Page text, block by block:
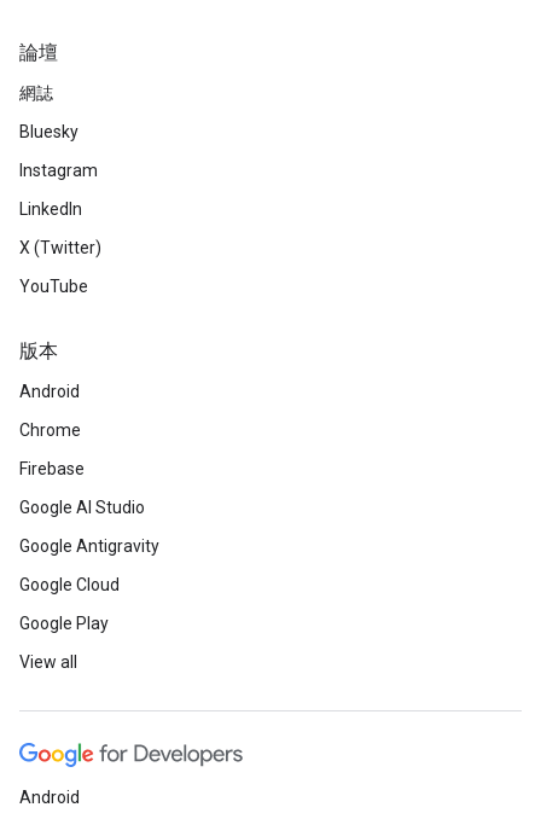
論壇
網誌
Bluesky
Instagram
LinkedIn
X (Twitter)
YouTube
版本
Android
Chrome
Firebase
Google AI Studio
Google Antigravity
Google Cloud
Google Play
View all
Android